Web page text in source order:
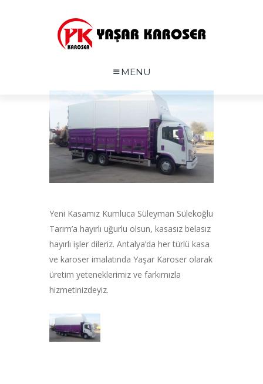
MENU
Yeni Kasamız Kumluca Süleyman Sülekoğlu
Tarım’a hayırlı uğurlu olsun, kasasız belasız
hayırlı işler dileriz. Antalya’da her türlü kasa
ve karoser imalatında Yaşar Karoser olarak
üretim yeteneklerimiz ve farkımızla
hizmetinizdeyiz.